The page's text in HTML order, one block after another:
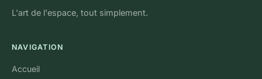
L'art de l'espace, tout simplement.
NAVIGATION
Accueil